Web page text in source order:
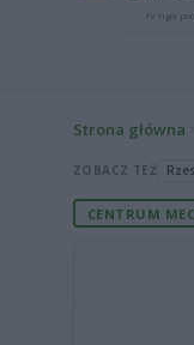
IV liga
Strona główna
ZOBACZ TEŻ
CENTRUM